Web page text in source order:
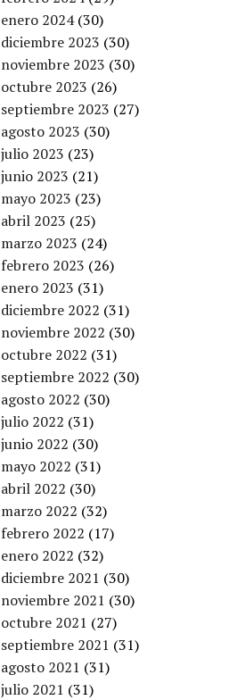
enero 2024(30)
diciembre 2023 (30)
noviembre 2023 (30)
octubre 2023 (26)
septiembre 2023 (27)
agosto 2023 (30)
julio 2023 (23)
junio 2023 (21)
mayo 2023 (23)
abril 2023 (25)
marzo 2023 (24)
febrero 2023 (26)
enero 2023 (31)
diciembre 2022 (31)
noviembre 2022 (30)
octubre 2022 (31)
septiembre 2022 (30)
agosto 2022 (30)
julio 2022 (31)
junio 2022 (30)
mayo 2022 (31)
abril 2022 (30)
marzo 2022 (32)
febrero 2022 (17)
enero 2022 (32)
diciembre 2021 (30)
noviembre 2021 (30)
octubre 2021 (27)
septiembre 2021 (31)
agosto 2021 (31)
julio 2021 (31)